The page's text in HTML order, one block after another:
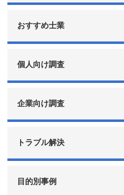
おすすめ士業
個人向け調査
企業向け調査
トラブル解決
目的別事例